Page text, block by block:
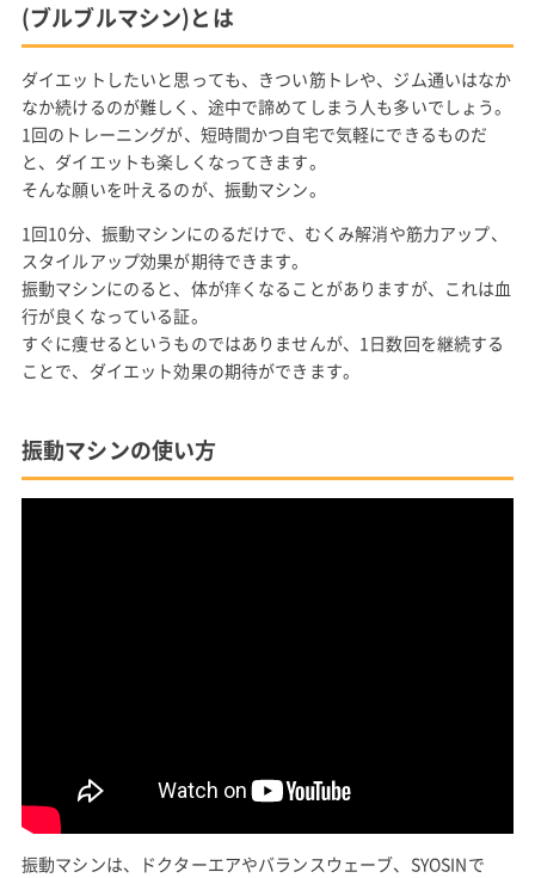
(ブルブルマシン)とは
ダイエットしたいと思っても、きつい筋トレや、ジム通いはなか
なか続けるのが難しく、途中で諦めてしまう人も多いでしょう。
1回のトレーニングが、短時間かつ自宅で気軽にできるものだ
と、ダイエットも楽しくなってきます。
そんな願いを叶えるのが、振動マシン。
1回10分、振動マシンにのるだけで、むくみ解消や筋力アップ、
スタイルアップ効果が期待できます。
振動マシンにのると、体が痒くなることがありますが、これは血
行が良くなっている証。
すぐに痩せるというものではありませんが、1日数回を継続する
ことで、ダイエット効果の期待ができます。
振動マシンの使い方
振動マシンは、ドクターエアやバランスウェーブ、SYOSINで